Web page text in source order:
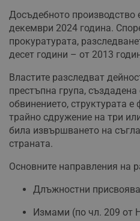
Досъдебното производство
декември 2024 година.
прокуратурата,
десет години – от 2013
Властите разследват
престъпна група,
обвинението, структурата
трайно сдружение на три
била извършването на
страната.
Основните направления на
Длъжностни
Измами (по чл. 209 от